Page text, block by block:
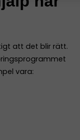
att det blir rätt.
vara: